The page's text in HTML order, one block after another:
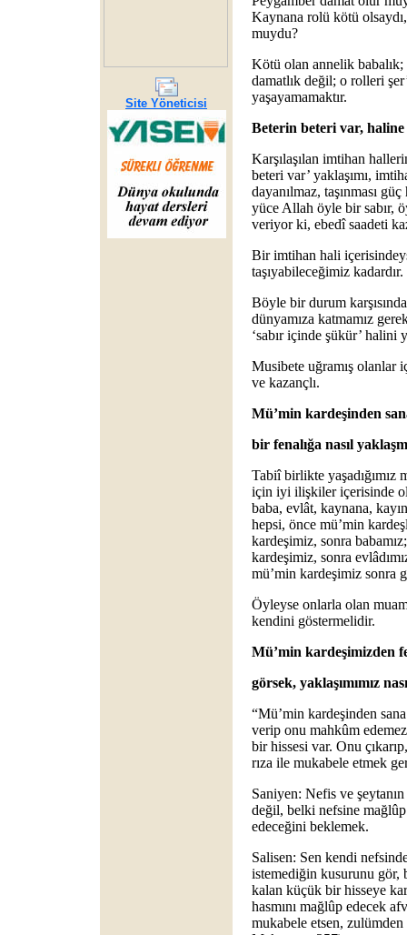
Site Yöneticisi
Kaynana rolü kötü
muydu?
Kötü olan annelik
damatlık değil; o rolleri
yaşayamamaktır.
Beterin beteri var,
Karşılaşılan imtihan
beteri var’ yaklaşımı,
dayanılmaz, taşınması
yüce Allah öyle bir sabır,
veriyor ki, ebedî saadeti
Bir imtihan hali
taşıyabileceğimiz kadardır.
Böyle bir durum
dünyamıza katmamız
‘sabır içinde şükür’ halini
Musibete uğramış olanlar
ve kazançlı.
Mü’min kardeşinden
bir fenalığa nasıl
Tabiî birlikte yaşadığımız
için iyi ilişkiler içerisinde
baba, evlât, kaynana,
hepsi, önce mü’min
kardeşimiz, sonra
kardeşimiz, sonra
mü’min kardeşimiz sonra
Öyleyse onlarla olan
kendini göstermelidir.
Mü’min kardeşimizden
görsek, yaklaşımımız
“Mü’min kardeşinden
verip onu mahkûm
bir hissesi var. Onu
rıza ile mukabele etmek
Saniyen: Nefis ve
değil, belki nefsine
edeceğini beklemek.
Salisen: Sen kendi
istemediğin kusurunu gör,
kalan küçük bir hisseye
hasmını mağlûp edecek
mukabele etsen,